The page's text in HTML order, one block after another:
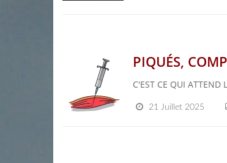
PIQUÉS,
C'EST CE QUI ATTEND
21 Juillet 2025